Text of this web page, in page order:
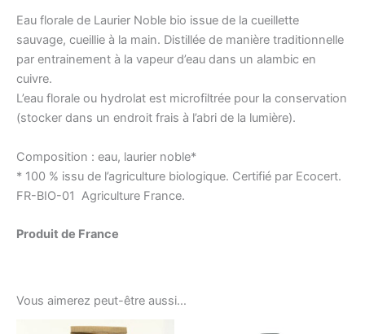
Eau florale de Laurier Noble bio issue de la cueillette
sauvage, cueillie à la main. Distillée de manière traditionnelle
par entrainement à la vapeur d’eau dans un alambic en
cuivre.
L’eau florale ou hydrolat est microfiltrée pour la conservation
(stocker dans un endroit frais à l’abri de la lumière).
Composition : eau, laurier noble*
* 100 % issu de l’agriculture biologique. Certifié par Ecocert.
FR-BIO-01 Agriculture France.
Produit de France
Vous aimerez peut-être aussi…